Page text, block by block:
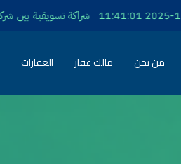
من نحن مالك عقار العقارات